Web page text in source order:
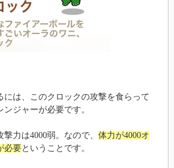
には、このクロックの攻撃を食らって
ジャーが必要です。
力は4000弱。なので、 体力が4000オ
必要ということです。